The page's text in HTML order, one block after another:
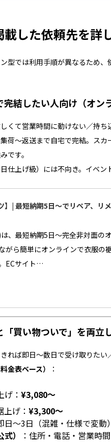
載した依頼先を詳
型では利用手順が異なるため、
結したい人向け（オン
しくて営業時間に動けない／持
集荷〜返送まで自宅で完結。ス
です。
仕上げ級）には不向き。イベ
| 最短納期5日～でリペア、リ
、最短納期5日～完全非対面の
がら簡単にオンラインで衣服の
ECサイト…
買い物ついで」を両立
きれば即日〜数日で受け取りた
金表ベース）
：
げ： ¥3,080〜
上げ： ¥3,300〜
日〜3日（混雑・仕様で変動）
）
：住所・電話・営業時